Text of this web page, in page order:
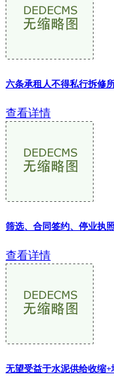
六条承租人不得私行拆修
查看详情
筛选、合同签约、停业执
查看详情
无望受益于水泥供给收缩+